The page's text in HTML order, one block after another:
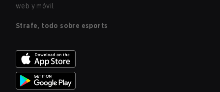
web y móvil.
Strafe, todo sobre esports